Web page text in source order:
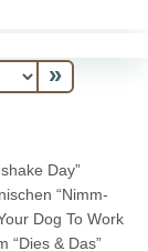
»
Day”
“Nimm-
Dog To Work
“Dies & Das”